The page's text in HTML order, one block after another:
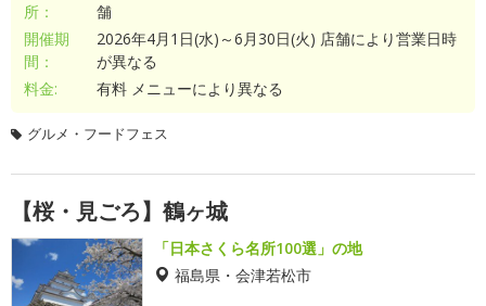
所：
舗
開催期
間：
2026年4月1日(水)～6月30日(火) 店舗により営業日時
が異なる
料金:
有料 メニューにより異なる
グルメ・フードフェス
【桜・見ごろ】鶴ヶ城
「日本さくら名所100選」の地
福島県・会津若松市